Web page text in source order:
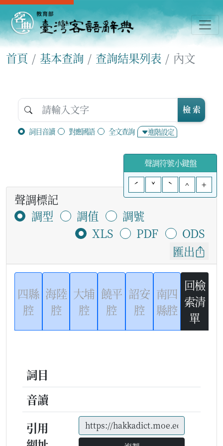
首頁 基本查詢 查詢結果列表 內文
詞目音讀 對應國語 全文查詢 進階設定
檢 索
聲調符號小鍵盤
ˊ
ˇ ˋ ^ +
聲調標記
調型
調值
調號
XLS
PDF
ODS
匯出
四縣
腔
海陸
腔
大埔
腔
饒平
腔
詔安
腔
南四
縣腔
回檢
索清
單
詞目
音讀
引用